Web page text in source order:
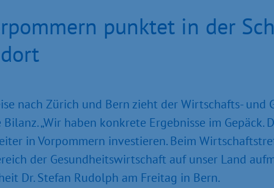
punktet in der
nach Zürich und Bern zieht der Wirtschafts-
„Wir haben konkrete Ergebnisse im Gepäck.
in Vorpommern investieren. Beim
der Gesundheitswirtschaft auf unser Land
Dr. Stefan Rudolph am Freitag in Bern.